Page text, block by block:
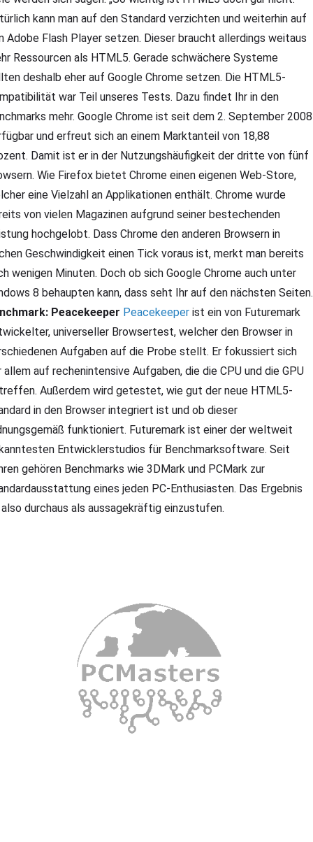
kann man auf den Standard verzichten und weiterhin auf
Adobe Flash Player setzen. Dieser braucht allerdings weitaus
Ressourcen als HTML5. Gerade schwächere Systeme
deshalb eher auf Google Chrome setzen. Die HTML5-
war Teil unseres Tests. Dazu findet Ihr in den
mehr. Google Chrome ist seit dem 2. September 2008
und erfreut sich an einem Marktanteil von 18,88
Damit ist er in der Nutzungshäufigkeit der dritte von fünf
Wie Firefox bietet Chrome einen eigenen Web-Store,
eine Vielzahl an Applikationen enthält. Chrome wurde
von vielen Magazinen aufgrund seiner bestechenden
hochgelobt. Dass Chrome den anderen Browsern in
Geschwindigkeit einen Tick voraus ist, merkt man bereits
wenigen Minuten. Doch ob sich Google Chrome auch unter
8 behaupten kann, dass seht Ihr auf den nächsten Seiten.
Peacekeeper Peacekeeper ist ein von Futuremark
universeller Browsertest, welcher den Browser in
Aufgaben auf die Probe stellt. Er fokussiert sich
allem auf rechenintensive Aufgaben, die die CPU und die GPU
Außerdem wird getestet, wie gut der neue HTML5-
in den Browser integriert ist und ob dieser
funktioniert. Futuremark ist einer der weltweit
Entwicklerstudios für Benchmarksoftware. Seit
gehören Benchmarks wie 3DMark und PCMark zur
eines jeden PC-Enthusiasten. Das Ergebnis
durchaus als aussagekräftig einzustufen.